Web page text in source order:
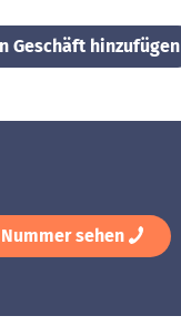
Geschäft hinzufügen
sehen